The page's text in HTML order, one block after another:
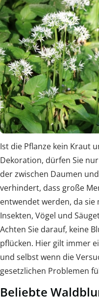
Ist die Pflanze kein Kraut
Dekoration, dürfen Sie
der zwischen Daumen
verhindert, dass große
entwendet werden, da sie
Insekten, Vögel und
Achten Sie darauf, keine
pflücken. Hier gilt immer
und selbst wenn die
gesetzlichen Problemen
Beliebte